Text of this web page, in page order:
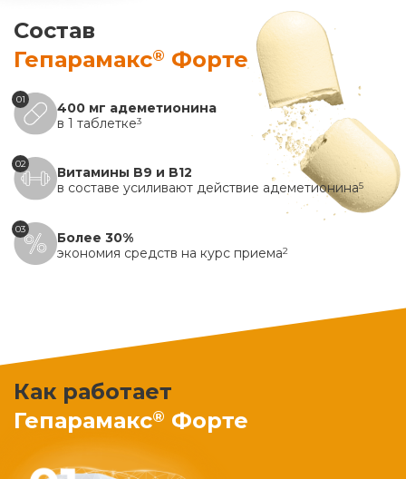
Состав
Гепарамакс® Форте
01
400 мг адеметионина
в 1 таблетке3
02
Витамины B9 и B12
в составе усиливают действие адеметионина5
03
Более 30%
экономия средств на курс приема2
Как работает
Гепарамакс® Форте